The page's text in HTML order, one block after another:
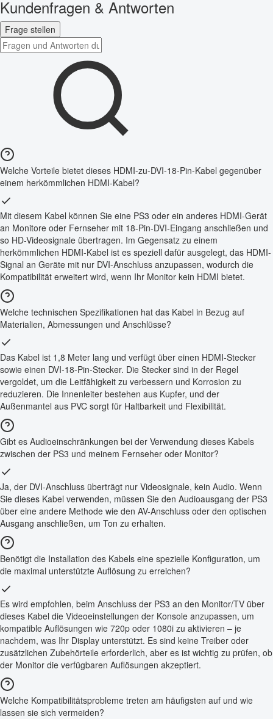
Kundenfragen & Antworten
Frage stellen
Welche Vorteile bietet dieses HDMI-zu-DVI-18-Pin-Kabel gegenüber
einem herkömmlichen HDMI-Kabel?
Mit diesem Kabel können Sie eine PS3 oder ein anderes HDMI-Gerät
an Monitore oder Fernseher mit 18-Pin-DVI-Eingang anschließen und
so HD-Videosignale übertragen. Im Gegensatz zu einem
herkömmlichen HDMI-Kabel ist es speziell dafür ausgelegt, das HDMI-
Signal an Geräte mit nur DVI-Anschluss anzupassen, wodurch die
Kompatibilität erweitert wird, wenn Ihr Monitor kein HDMI bietet.
Welche technischen Spezifikationen hat das Kabel in Bezug auf
Materialien, Abmessungen und Anschlüsse?
Das Kabel ist 1,8 Meter lang und verfügt über einen HDMI-Stecker
sowie einen DVI-18-Pin-Stecker. Die Stecker sind in der Regel
vergoldet, um die Leitfähigkeit zu verbessern und Korrosion zu
reduzieren. Die Innenleiter bestehen aus Kupfer, und der
Außenmantel aus PVC sorgt für Haltbarkeit und Flexibilität.
Gibt es Audioeinschränkungen bei der Verwendung dieses Kabels
zwischen der PS3 und meinem Fernseher oder Monitor?
Ja, der DVI-Anschluss überträgt nur Videosignale, kein Audio. Wenn
Sie dieses Kabel verwenden, müssen Sie den Audioausgang der PS3
über eine andere Methode wie den AV-Anschluss oder den optischen
Ausgang anschließen, um Ton zu erhalten.
Benötigt die Installation des Kabels eine spezielle Konfiguration, um
die maximal unterstützte Auflösung zu erreichen?
Es wird empfohlen, beim Anschluss der PS3 an den Monitor/TV über
dieses Kabel die Videoeinstellungen der Konsole anzupassen, um
kompatible Auflösungen wie 720p oder 1080i zu aktivieren – je
nachdem, was Ihr Display unterstützt. Es sind keine Treiber oder
zusätzlichen Zubehörteile erforderlich, aber es ist wichtig zu prüfen, ob
der Monitor die verfügbaren Auflösungen akzeptiert.
Welche Kompatibilitätsprobleme treten am häufigsten auf und wie
lassen sie sich vermeiden?